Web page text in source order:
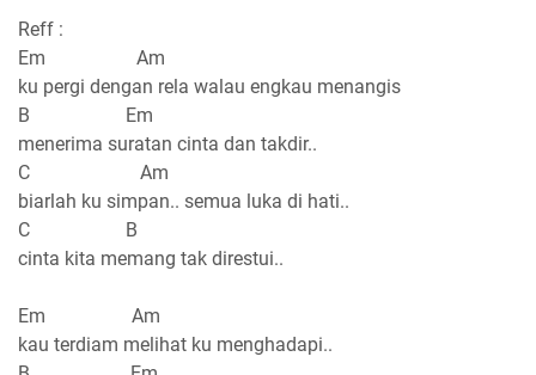
Reff :
Em Am
ku pergi dengan rela walau engkau menangis
B Em
menerima suratan cinta dan takdir..
C Am
biarlah ku simpan.. semua luka di hati..
C B
cinta kita memang tak direstui..
Em Am
kau terdiam melihat ku menghadapi..